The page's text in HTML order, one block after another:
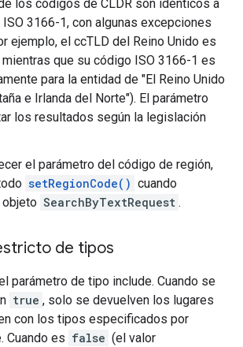
los códigos de CLDR son idénticos a
3166-1, con algunas excepciones
ejemplo, el ccTLD del Reino Unido es
mientras que su código ISO 3166-1 es
para la entidad de "El Reino Unido
e Irlanda del Norte"). El parámetro
los resultados según la legislación
el parámetro del código de región,
setRegionCode() cuando
SearchByTextRequest .
de tipos
parámetro de tipo include. Cuando se
true , solo se devuelven los lugares
con los tipos especificados por
Cuando es false (el valor